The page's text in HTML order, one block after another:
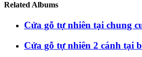
Related Albums
Cửa gỗ tự nhiên tại chung
Cửa gỗ tự nhiên 2 cánh tại